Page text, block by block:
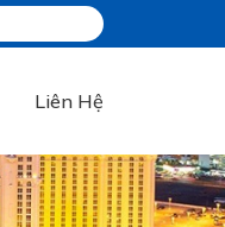
Liên Hệ